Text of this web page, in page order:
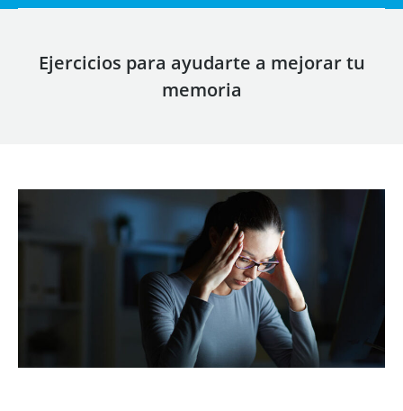
Ejercicios para ayudarte a mejorar tu
memoria